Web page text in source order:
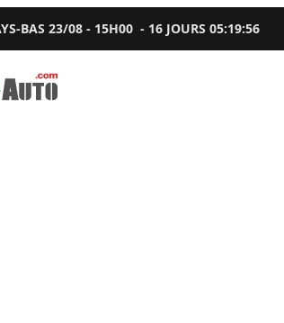
BAS 23/08 - 15H00 - 16 JOURS05:19:55